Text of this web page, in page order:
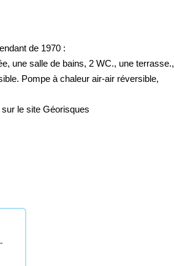
de 1970 :
une salle de bains, 2 WC., une terrasse.,
Pompe à chaleur air-air réversible,
le site Géorisques